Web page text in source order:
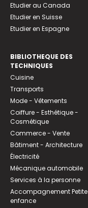
Etudier au Canada
Etudier en Suisse
Etudier en Espagne
BIBLIOTHEQUE DES
TECHNIQUES
Cuisine
Transports
Mode - Vêtements
Coiffure - Esthétique -
Cosmétique
Commerce - Vente
Bâtiment - Architecture
Électricité
Mécanique automobile
Services à la personne
Accompagnement Petite
enfance